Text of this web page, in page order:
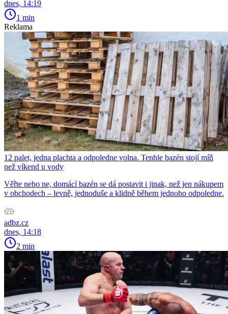
dnes, 14:19
1 min
Reklama
12 palet, jedna plachta a odpoledne volna. Tenhle bazén stojí míň
než víkend u vody
Věřte nebo ne, domácí bazén se dá postavit i jinak, než jen nákupem
v obchodech – levně, jednoduše a klidně během jednoho odpoledne.
adbz.cz
dnes, 14:18
2 min